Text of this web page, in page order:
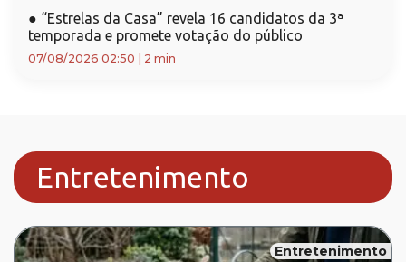
● “Estrelas da Casa” revela 16 candidatos da 3ª
temporada e promete votação do público
07/08/2026 02:50 2 min
Entretenimento
Entretenimento